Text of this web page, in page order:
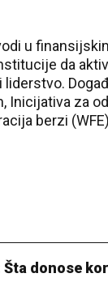
u
da
Inicijativa za
berzi
donose